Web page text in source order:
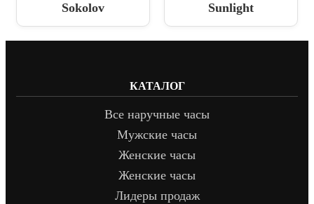
Sokolov Sunlight
КАТАЛОГ
Все наручные часы
Мужские часы
Женские часы
Женские часы
Лидеры продаж